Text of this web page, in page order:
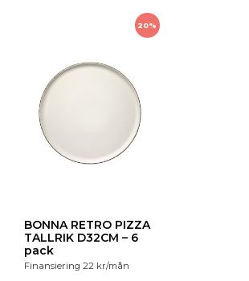
20%
BONNA RETRO PIZZA
TALLRIK D32CM – 6
pack
Finansiering 22 kr/mån